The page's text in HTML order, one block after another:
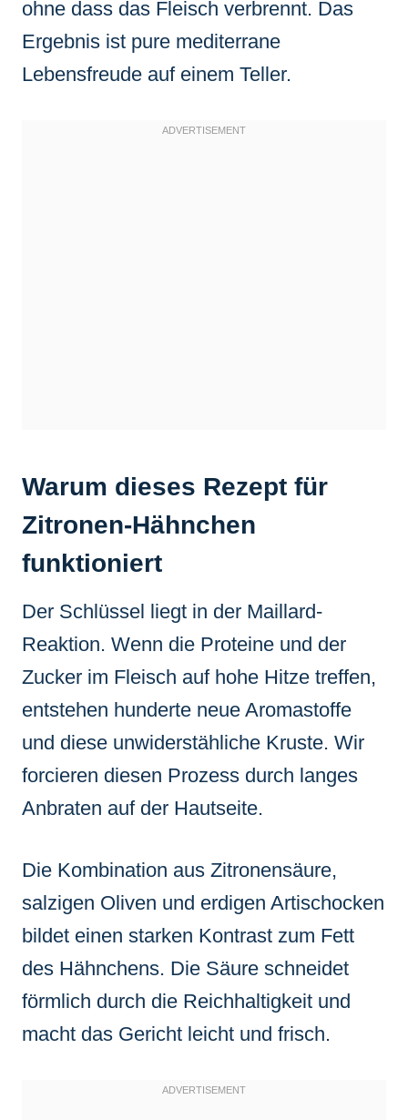
ohne dass das Fleisch verbrennt. Das
Ergebnis ist pure mediterrane
Lebensfreude auf einem Teller.
Warum dieses Rezept für
Zitronen-Hähnchen
funktioniert
Der Schlüssel liegt in der Maillard-
Reaktion. Wenn die Proteine und der
Zucker im Fleisch auf hohe Hitze treffen,
entstehen hunderte neue Aromastoffe
und diese unwiderstähliche Kruste. Wir
forcieren diesen Prozess durch langes
Anbraten auf der Hautseite.
Die Kombination aus Zitronensäure,
salzigen Oliven und erdigen Artischocken
bildet einen starken Kontrast zum Fett
des Hähnchens. Die Säure schneidet
förmlich durch die Reichhaltigkeit und
macht das Gericht leicht und frisch.